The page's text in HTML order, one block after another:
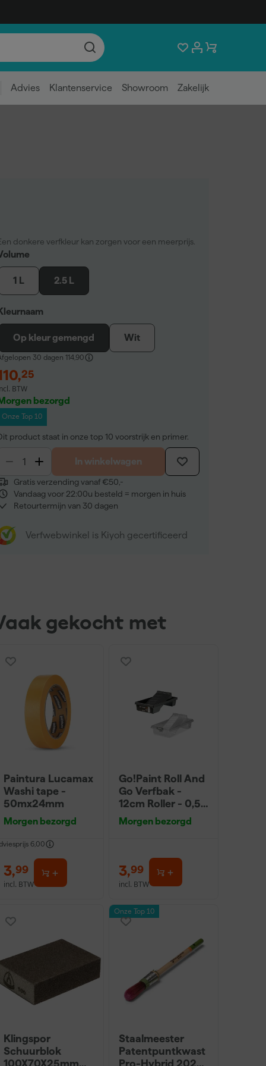
Advies Klantenservice Showroom Zakelijk
donkere verfkleur kan zorgen voor een meerprijs.
1 L 2.5 L
Op kleur gemengd Wit
30 dagen 114,90
,25
BTW
bezorgd
Onze Top 10
product staat in onze top 10 voorstrijk en primer.
In winkelwagen
Gratis verzending vanaf €50,-
Vandaag voor 22:00u besteld = morgen in huis
Retourtermijn van 30 dagen
Verfwebwinkel is Kiyoh gecertificeerd
gekocht met
Paintura Lucamax
Washi tape -
50mx24mm
Morgen bezorgd
6,00
3,99
incl. BTW
Go!Paint Roll And
Go Verfbak -
12cm Roller - 0,5L
+ 5 Inzetbakken
Morgen bezorgd
3,99
incl. BTW
Klingspor
Schuurblok
100X70X25mm
Onze Top 10
Staalmeester
Patentpuntkwast
Pro-Hybrid 2020